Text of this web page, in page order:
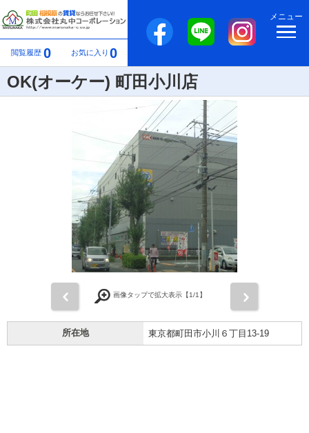
閲覧履歴 0 お気に入り 0
メニュー
OK(オーケー) 町田小川店
画像タップで拡大表示【1/1】
所在地 東京都町田市小川６丁目13-19